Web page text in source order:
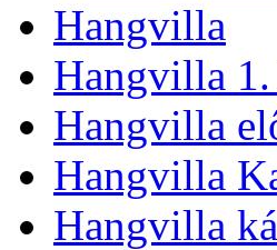
Hangvilla
Hangvilla
Hangvilla
Hangvilla
Hangvilla